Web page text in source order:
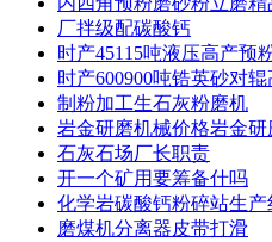
厂拌级配碳酸钙
时产45115吨液压高产预
时产600900吨锆英砂对
制粉加工生石灰粉磨机
岩金研磨机械价格岩金
石灰石场厂长职责
开一个矿用要筹备什吗
化学岩碳酸钙粉碎站生产
磨煤机分离器皮带打滑